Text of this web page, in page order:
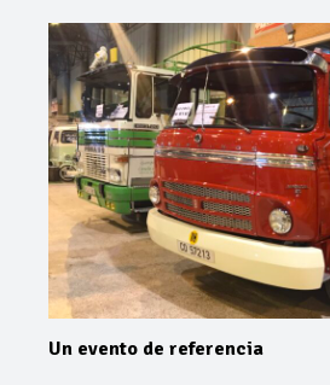
Un evento de referencia